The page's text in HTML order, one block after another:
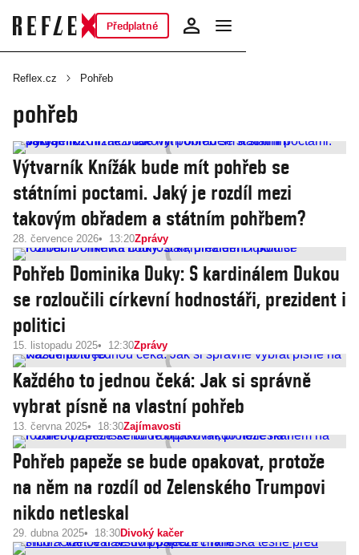
Předplatné
Reflex.cz Pohřeb
pohřeb
Výtvarník Knížák bude mít pohřeb se
státními poctami. Jaký je rozdíl mezi
takovým obřadem a státním pohřbem?
28. července 2026 13:20Zprávy
Pohřeb Dominika Duky: S kardinálem Dukou
se rozloučili církevní hodnostáři, prezident i
politici
15. listopadu 2025 12:30Zprávy
Každého to jednou čeká: Jak si správně
vybrat písně na vlastní pohřeb
13. června 2025 18:30Zajímavosti
Pohřeb papeže se bude opakovat, protože
na něm na rozdíl od Zelenského Trumpovi
nikdo netleskal
29. dubna 2025 18:30Divoký kačer